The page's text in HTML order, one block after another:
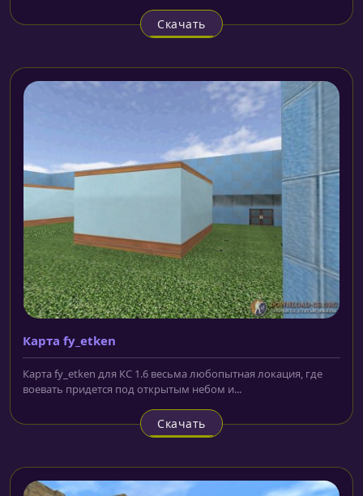
Скачать
Карта fy_etken
Карта fy_etken для КС 1.6 весьма любопытная локация, где
воевать придется под открытым небом и...
Скачать